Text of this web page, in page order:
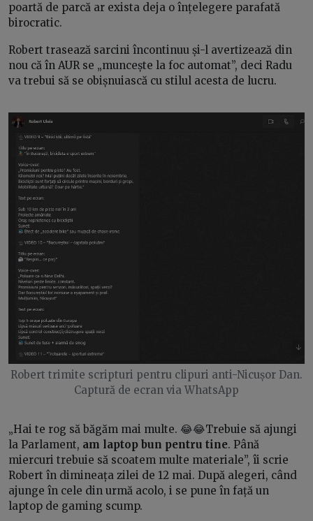
poartă de parcă ar exista deja o înțelegere parafată
birocratic.
Robert trasează sarcini încontinuu și-l avertizează din
nou că în AUR se „muncește la foc automat”, deci Radu
va trebui să se obișnuiască cu stilul acesta de lucru.
Robert trimite scripturi pentru clipuri anti-Nicușor Dan.
Captură de ecran via WhatsApp
„Hai te rog să băgăm mai multe. 😂😂Trebuie să ajungi
la Parlament, am laptop bun pentru tine. Până
miercuri trebuie să scoatem multe materiale”, îi scrie
Robert în dimineața zilei de 12 mai. După alegeri, când
ajunge în cele din urmă acolo, i se pune în față un
laptop de gaming scump.